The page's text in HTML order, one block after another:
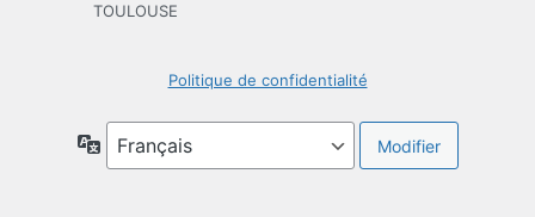
TOULOUSE
Politique de confidentialité
Langue